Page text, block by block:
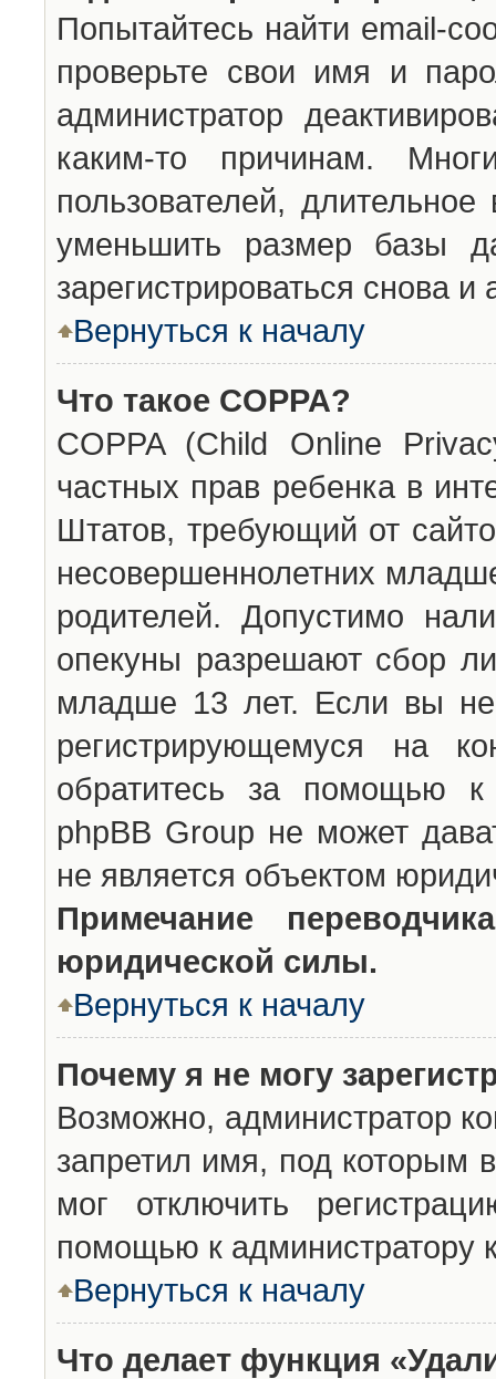
Попытайтесь найти email-
проверьте свои имя и
администратор
каким-то причинам.
пользователей,
уменьшить размер базы
зарегистрироваться снова и
Вернуться к началу
Что такое COPPA?
COPPA (Child Online
частных прав ребенка в
Штатов, требующий от
несовершеннолетних
родителей. Допустимо
опекуны разрешают сбор
младше 13 лет. Если вы
регистрирующемуся на
обратитесь за помощью к
phpBB Group не может
не является объектом
Примечание
юридической силы.
Вернуться к началу
Почему я не могу
Возможно, администратор
запретил имя, под которым
мог отключить
помощью к администратору
Вернуться к началу
Что делает функция